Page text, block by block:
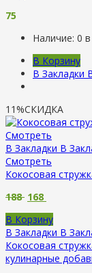
75
Наличие: 0
В Корзину
В Закладки
11%СКИДКА
Смотреть
В Закладки В
Смотреть
Кокосовая
188 168
В Корзину
В Закладки В
Кокосовая
кулинарные